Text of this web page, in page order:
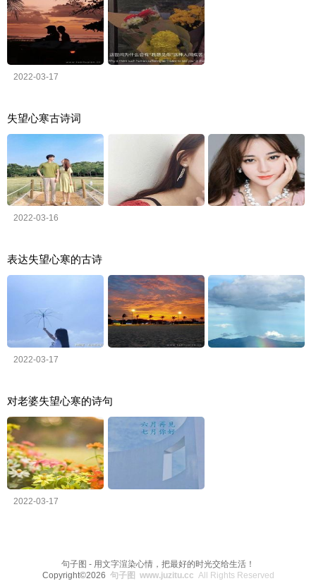
2022-03-17
失望心寒古诗词
2022-03-16
表达失望心寒的古诗
2022-03-17
对老婆失望心寒的诗句
2022-03-17
句子图 - 用文字渲染心情，把最好的时光交给生活！
Copyright©2026 句子图 www.juzitu.cc All Rights Reserved